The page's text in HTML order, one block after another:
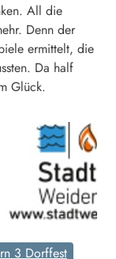
All die
Denn der
ermittelt, die
Da half
Glück.
3 Dorffest